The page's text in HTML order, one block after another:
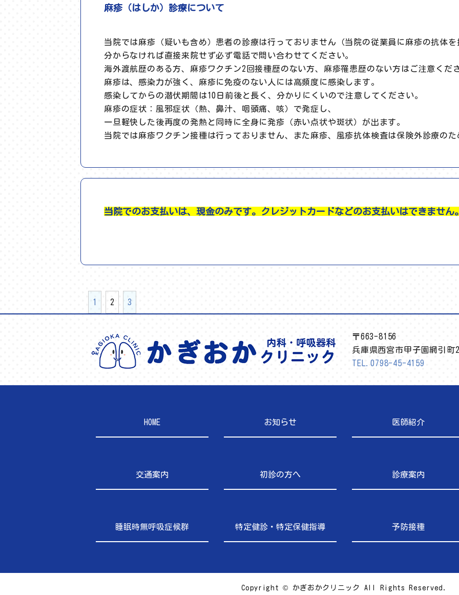
麻疹（はしか）診療について
当院では麻疹（疑いも含め）患者の診療は行っておりません（当院の従業員に麻疹の抗体
分からなければ直接来院せず必ず電話で問い合わせてください。
海外渡航歴のある方、麻疹ワクチン2回接種歴のない方、麻疹罹患歴のない方はご注意くだ
麻疹は、感染力が強く、麻疹に免疫のない人には高頻度に感染します。
感染してからの潜伏期間は10日前後と長く、分かりにくいので注意してください。
麻疹の症状：風邪症状（熱、鼻汁、咽頭痛、咳）で発症し、
一旦軽快した後再度の発熱と同時に全身に発疹（赤い点状や斑状）が出ます。
当院では麻疹ワクチン接種は行っておりません、また麻疹、風疹抗体検査は保険外診療の
当院でのお支払いは、現金のみです。クレジットカードなどのお支払いはできません
1 2 3
〒663-8156
兵庫県西宮市甲子園網引町
TEL.0798-45-4159
HOME お知らせ 医師紹介
交通案内 初診の方へ 診療案内
睡眠時無呼吸症候群 特定健診・特定保健指導 予防接種
Copyright © かぎおかクリニック All Rights Reserved.